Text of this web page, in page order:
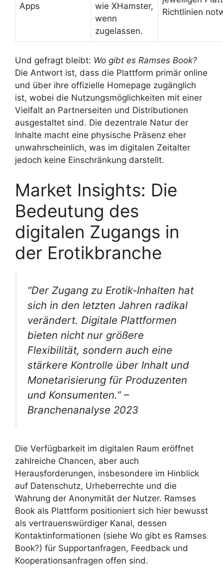
Apps
wie XHamster,
wenn
zugelassen.
Richtlinien
Und gefragt bleibt: Wo gibt es Ramses Book?
Die Antwort ist, dass die Plattform primär online
und über ihre offizielle Homepage zugänglich
ist, wobei die Nutzungsmöglichkeiten mit einer
Vielfalt an Partnerseiten und Distributionen
ausgestaltet sind. Die dezentrale Natur der
Inhalte macht eine physische Präsenz eher
unwahrscheinlich, was im digitalen Zeitalter
jedoch keine Einschränkung darstellt.
Market Insights: Die
Bedeutung des
digitalen Zugangs in
der Erotikbranche
“Der Zugang zu Erotik-Inhalten hat
sich in den letzten Jahren radikal
verändert. Digitale Plattformen
bieten nicht nur größere
Flexibilität, sondern auch eine
stärkere Kontrolle über Inhalt und
Monetarisierung für Produzenten
und Konsumenten.” –
Branchenanalyse 2023
Die Verfügbarkeit im digitalen Raum eröffnet
zahlreiche Chancen, aber auch
Herausforderungen, insbesondere im Hinblick
auf Datenschutz, Urheberrechte und die
Wahrung der Anonymität der Nutzer. Ramses
Book als Plattform positioniert sich hier bewusst
als vertrauenswürdiger Kanal, dessen
Kontaktinformationen (siehe Wo gibt es Ramses
Book?) für Supportanfragen, Feedback und
Kooperationsanfragen offen sind.